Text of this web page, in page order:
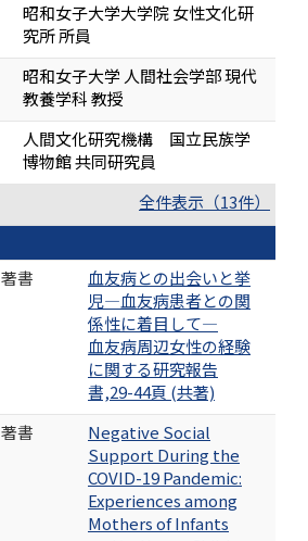
昭和女子大学大学院 女性文化研
究所 所員
昭和女子大学 人間社会学部 現代
教養学科 教授
人間文化研究機構 国立民族学
博物館 共同研究員
全件表示（13件）
著書
血友病との出会いと挙
児―血友病患者との関
係性に着目して―
血友病周辺女性の経験
に関する研究報告
書,29-44頁 (共著)
著書
Negative Social
Support During the
COVID-19 Pandemic:
Experiences among
Mothers of Infants